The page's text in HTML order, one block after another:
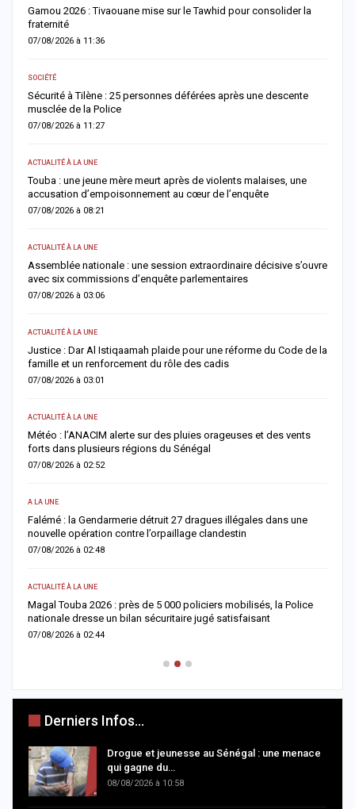
Gamou 2026 : Tivaouane mise sur le Tawhid pour consolider la
fraternité
07/08/2026 à 11:36
SOCIÉTÉ
Sécurité à Tilène : 25 personnes déférées après une descente
musclée de la Police
07/08/2026 à 11:27
ACTUALITÉ À LA UNE
Touba : une jeune mère meurt après de violents malaises, une
accusation d’empoisonnement au cœur de l’enquête
07/08/2026 à 08:21
ACTUALITÉ À LA UNE
Assemblée nationale : une session extraordinaire décisive s’ouvre
avec six commissions d’enquête parlementaires
07/08/2026 à 03:06
ACTUALITÉ À LA UNE
Justice : Dar Al Istiqaamah plaide pour une réforme du Code de la
famille et un renforcement du rôle des cadis
07/08/2026 à 03:01
ACTUALITÉ À LA UNE
Météo : l’ANACIM alerte sur des pluies orageuses et des vents
forts dans plusieurs régions du Sénégal
07/08/2026 à 02:52
A LA UNE
Falémé : la Gendarmerie détruit 27 dragues illégales dans une
nouvelle opération contre l’orpaillage clandestin
07/08/2026 à 02:48
ACTUALITÉ À LA UNE
Magal Touba 2026 : près de 5 000 policiers mobilisés, la Police
nationale dresse un bilan sécuritaire jugé satisfaisant
07/08/2026 à 02:44
Derniers Infos...
Drogue et jeunesse au Sénégal : une menace
qui gagne du…
08/08/2026 à 10:58